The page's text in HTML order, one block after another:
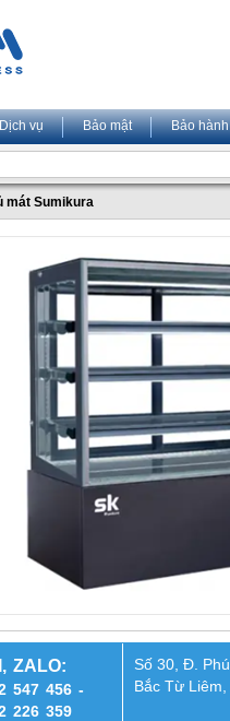
Dịch vụ Bảo mật Bảo hành
mát Sumikura
ZALO:
547 456 -
226 359
Số 30, Đ.
Bắc Từ